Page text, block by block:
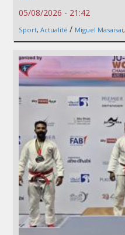
05/08/2026 - 21:42
Sport, Actualité / Miguel Masaisai,